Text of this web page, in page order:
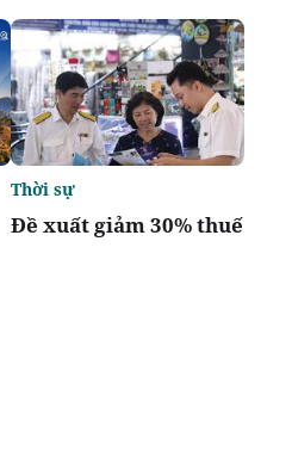
Đề xuất giảm 30% thuế
Thời sự